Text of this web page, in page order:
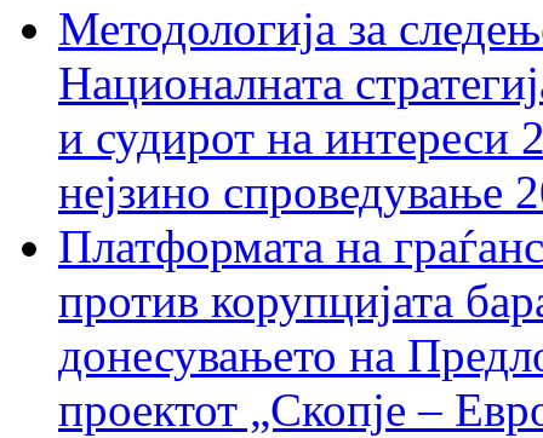
Методологија за
Националната
и судирот на интереси
нејзино спроведување
Платформата на
против корупцијата
донесувањето на
проектот „Скопје –